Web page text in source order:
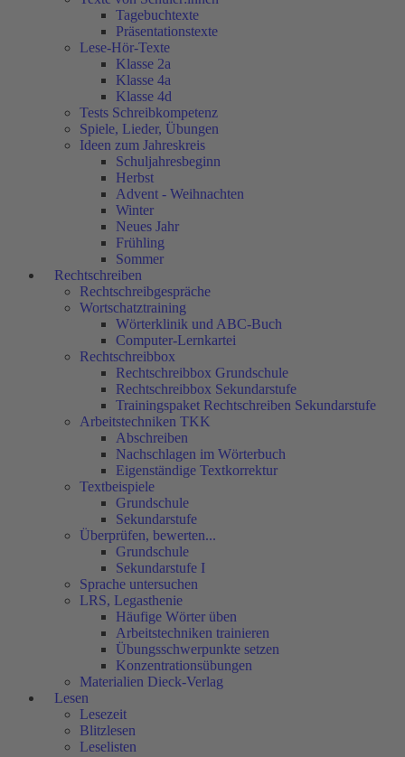
Tagebuchtexte
Präsentationstexte
Lese-Hör-Texte
Klasse 2a
Klasse 4a
Klasse 4d
Tests Schreibkompetenz
Spiele, Lieder, Übungen
Ideen zum Jahreskreis
Schuljahresbeginn
Herbst
Advent - Weihnachten
Winter
Neues Jahr
Frühling
Sommer
Rechtschreiben
Rechtschreibgespräche
Wortschatztraining
Wörterklinik und ABC-Buch
Computer-Lernkartei
Rechtschreibbox
Rechtschreibbox Grundschule
Rechtschreibbox Sekundarstufe
Trainingspaket Rechtschreiben Sekundarstufe
Arbeitstechniken TKK
Abschreiben
Nachschlagen im Wörterbuch
Eigenständige Textkorrektur
Textbeispiele
Grundschule
Sekundarstufe
Überprüfen, bewerten...
Grundschule
Sekundarstufe I
Sprache untersuchen
LRS, Legasthenie
Häufige Wörter üben
Arbeitstechniken trainieren
Übungsschwerpunkte setzen
Konzentrationsübungen
Materialien Dieck-Verlag
Lesen
Lesezeit
Blitzlesen
Leselisten